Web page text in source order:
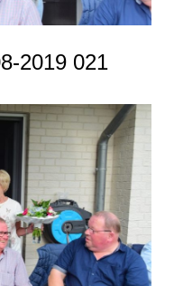
2019 021